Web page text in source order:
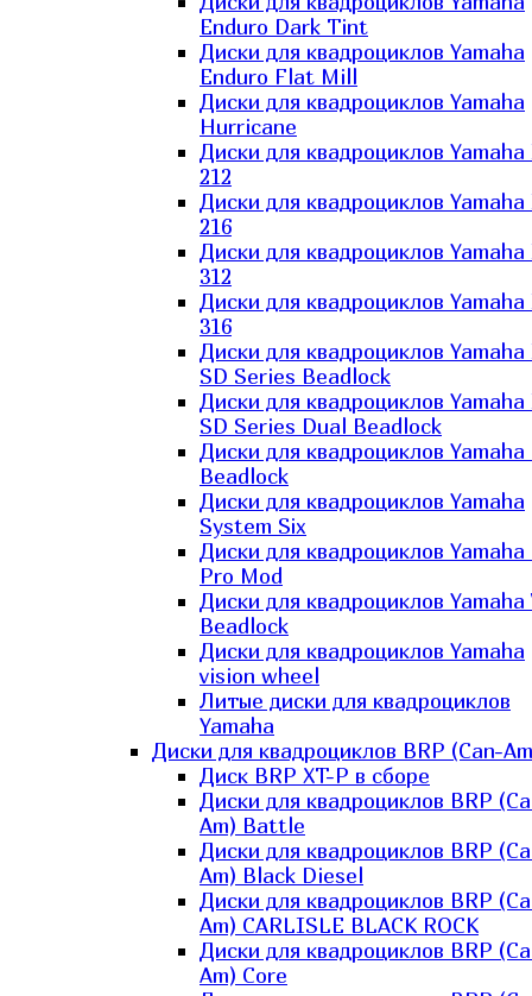
Enduro Dark Tint
Диски для квадроциклов Yamaha
Enduro Flat Mill
Диски для квадроциклов Yamaha
Hurricane
Диски для квадроциклов
212
Диски для квадроциклов
216
Диски для квадроциклов
312
Диски для квадроциклов
316
Диски для квадроциклов
SD Series Beadlock
Диски для квадроциклов
SD Series Dual Beadlock
Диски для квадроциклов Yamaha
Beadlock
Диски для квадроциклов Yamaha
System Six
Диски для квадроциклов Yamaha
Pro Mod
Диски для квадроциклов Yamaha
Beadlock
Диски для квадроциклов Yamaha
vision wheel
Литые диски для квадроциклов
Yamaha
Диски для квадроциклов BRP (Can-
Диск BRP XT-P в сборе
Диски для квадроциклов BRP
Am) Battle
Диски для квадроциклов BRP
Am) Black Diesel
Диски для квадроциклов BRP
Am) CARLISLE BLACK ROCK
Диски для квадроциклов BRP
Am) Core